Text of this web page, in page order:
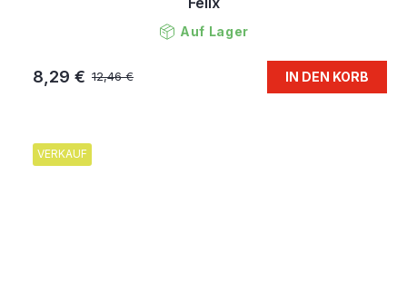
Auf Lager
12,46 €
8,29 € IN DEN KORB
VERKAUF